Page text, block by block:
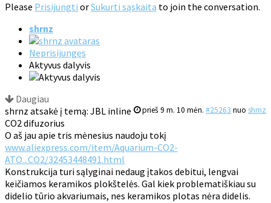
Please Prisijungti orSukurti sąskaitą to join the conversation.
shrnz
Neprisijungęs
Aktyvus dalyvis
Daugiau
prieš 9 m. 10 mėn. #25263 nuo shrnz
shrnz atsakė į temą: JBL inline
CO2 difuzorius
O aš jau apie tris mėnesius naudoju tokį
www.aliexpress.com/item/Aquarium-CO2-
ATO...CO2/32453448491.html
Konstrukcija turi sąlyginai nedaug įtakos debitui, lengvai
keičiamos keramikos plokštelės. Gal kiek problematiškiau su
didelio tūrio akvariumais, nes keramikos plotas nėra didelis.